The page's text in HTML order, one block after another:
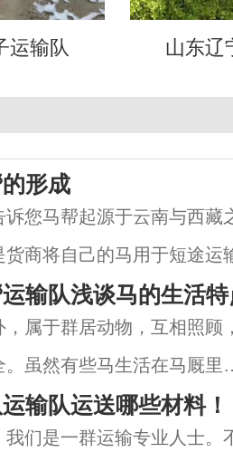
运输队 山东辽
形成
诉您马帮起源于云南与西藏
货商将自己的马用于短途运
，需要长途贩运的货物逐渐
，单人马难以行走，因此几
输队浅谈马的生活
，属于群居动物，互相照顾
。虽然有些马生活在马厩里
同伴。马队运输通常在马场
、山羊甚至驴，也可以作为
输队运送哪些材料！
我们是一群运输专业人士。